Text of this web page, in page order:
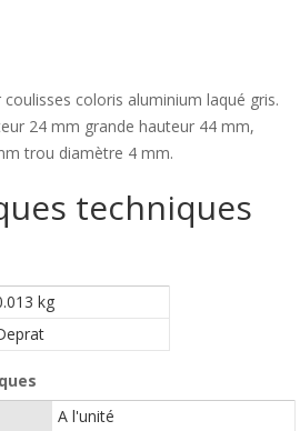
coloris aluminium laqué gris.
24 mm grande hauteur 44 mm,
trou diamètre 4 mm.
techniques
kg
A l'unité